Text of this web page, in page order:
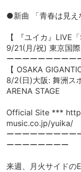
●新曲 「青春は見え
【 『ユイカ』LIVE
9/21(月/祝) 東京国
ーーーーーーーーー
【 OSAKA
8/2(日)大阪: 舞洲ス
ARENA STAGE
Official Site ***
music.co.jp/yuika/
ーーーーーーーーー
ーーーーーーーー
来週、月火サイドの